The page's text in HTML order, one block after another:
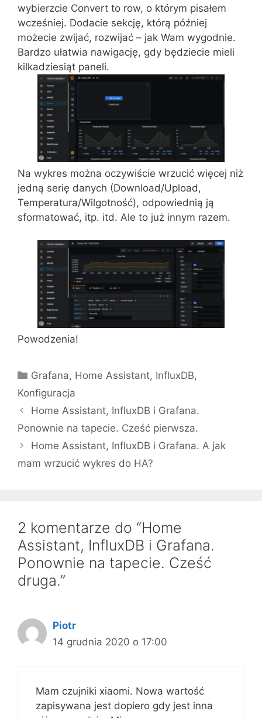
wybierzcie Convert to row, o którym pisałem
wcześniej. Dodacie sekcję, którą później
możecie zwijać, rozwijać – jak Wam wygodnie.
Bardzo ułatwia nawigację, gdy będziecie mieli
kilkadziesiąt paneli.
Na wykres można oczywiście wrzucić więcej niż
jedną serię danych (Download/Upload,
Temperatura/Wilgotność), odpowiednią ją
sformatować, itp. itd. Ale to już innym razem.
Powodzenia!
Kategorie
Grafana, Home Assistant, InfluxDB,
Konfiguracja
Home Assistant, InfluxDB i Grafana.
Ponownie na tapecie. Cześć pierwsza.
Home Assistant, InfluxDB i Grafana. A jak
mam wrzucić wykres do HA?
2 komentarze do “Home
Assistant, InfluxDB i Grafana.
Ponownie na tapecie. Cześć
druga.”
Piotr
14 grudnia 2020 o 17:00
Mam czujniki xiaomi. Nowa wartość
zapisywana jest dopiero gdy jest inna